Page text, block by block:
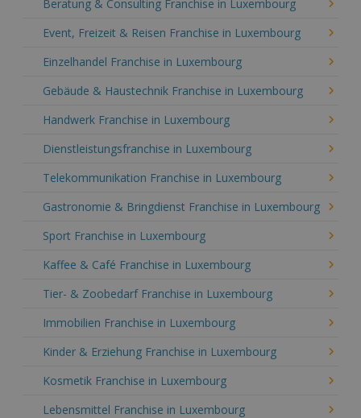
Beratung & Consulting Franchise in Luxembourg
Event, Freizeit & Reisen Franchise in Luxembourg
Einzelhandel Franchise in Luxembourg
Gebäude & Haustechnik Franchise in Luxembourg
Handwerk Franchise in Luxembourg
Dienstleistungsfranchise in Luxembourg
Telekommunikation Franchise in Luxembourg
Gastronomie & Bringdienst Franchise in Luxembourg
Sport Franchise in Luxembourg
Kaffee & Café Franchise in Luxembourg
Tier- & Zoobedarf Franchise in Luxembourg
Immobilien Franchise in Luxembourg
Kinder & Erziehung Franchise in Luxembourg
Kosmetik Franchise in Luxembourg
Lebensmittel Franchise in Luxembourg